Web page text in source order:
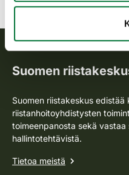
Suomen
Suomen riistakeskus
riistanhoitoyhdistysten
toimeenpanosta sekä
hallintotehtävistä.
Tietoa meistä